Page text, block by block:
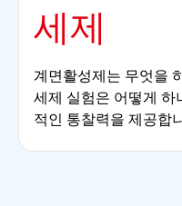
세제
계면활성제는 무엇을
세제 실험은 어떻게 하
적인 통찰력을 제공합